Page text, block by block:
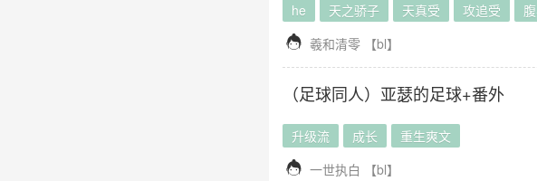
he 天之骄子 天真受 攻追受
 羲和清零 【bl】
（足球同人）亚瑟的足球+番外
升级流 成长 重生爽文
 一世执白 【bl】